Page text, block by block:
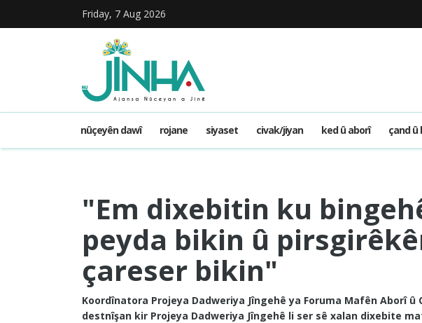
Friday, 7 Aug 2026
nûçeyên dawî rojane siyaset civak/jiyan ked û aborî çand û
"Em dixebitin ku
peyda bikin û
çareser bikin"
Koordînatora Projeya Dadweriya Jîngehê ya Foruma Mafên Aborî û
destnîşan kir Projeya Dadweriya Jîngehê li ser sê xalan dixebite